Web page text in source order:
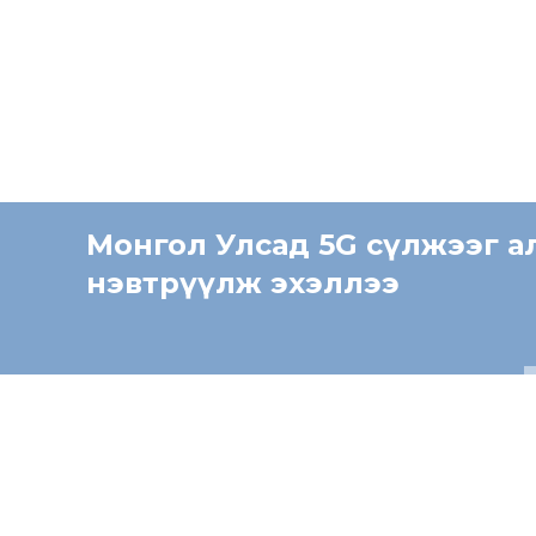
Монгол Улсад 5G сүлжээг
нэвтрүүлж эхэллээ